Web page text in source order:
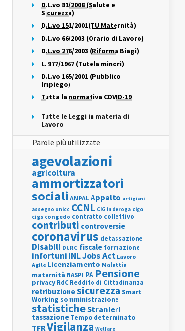
D.L.vo 81/2008 (Salute e
Sicurezza)
D.L.vo 151/2001(TU Maternità)
D.L.vo 66/2003 (Orario di Lavoro)
D.L.vo 276/2003 (Riforma Biagi)
L. 977/1967 (Tutela minori)
D.L.vo 165/2001 (Pubblico
Impiego)
Tutta la normativa COVID-19
Tutte le Leggi in materia di
Lavoro
Parole più utilizzate
agevolazioni
agricoltura
ammortizzatori
sociali ANPALAppalto artigiani
assegno unico CCNL CIG in deroga cigo
cigs congedo contratto collettivo
contributi controversie
coronavirus detassazione
Disabili DURC fiscale formazione
infortuni INLJobs Act Lavoro
Agile Licenziamento Malattia
maternità NASPI PA Pensione
privacy RdC Reddito di Cittadinanza
retribuzionesicurezza Smart
Working somministrazione
statisticheStranieri
tassazione Tempo determinato
TFRVigilanza Welfare